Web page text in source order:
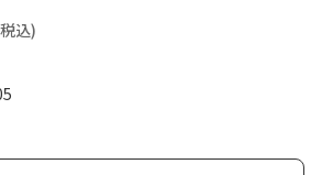
込)